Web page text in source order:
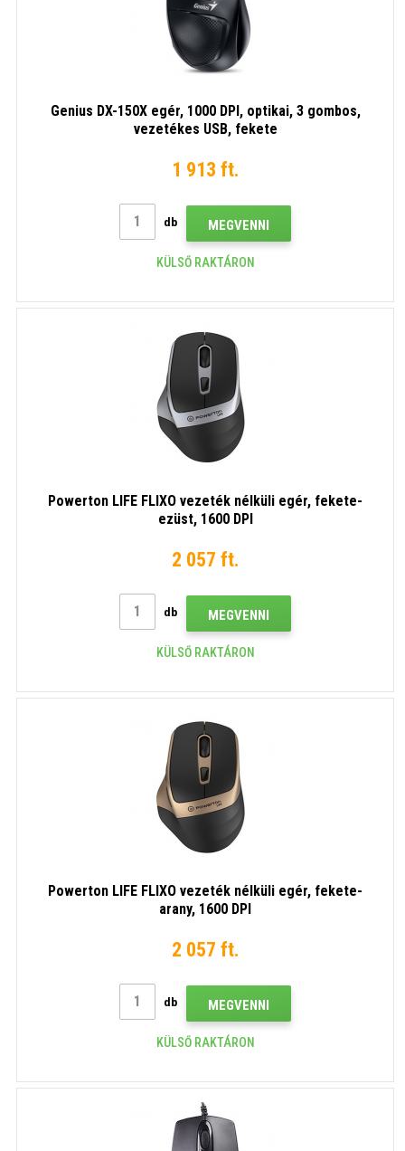
Genius DX-150X egér, 1000 DPI, optikai, 3 gombos,
vezetékes USB, fekete
1 913 ft.
db MEGVENNI
KÜLSŐ RAKTÁRON
Powerton LIFE FLIXO vezeték nélküli egér, fekete-
ezüst, 1600 DPI
2 057 ft.
db MEGVENNI
KÜLSŐ RAKTÁRON
Powerton LIFE FLIXO vezeték nélküli egér, fekete-
arany, 1600 DPI
2 057 ft.
db MEGVENNI
KÜLSŐ RAKTÁRON